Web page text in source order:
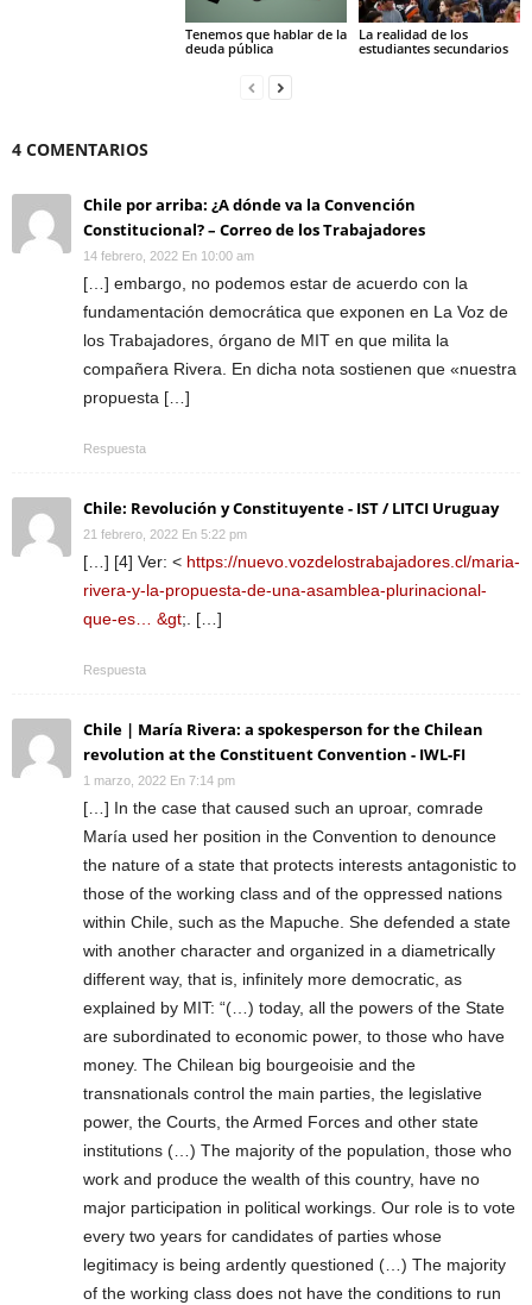
Tenemos que hablar de la
deuda pública
La realidad de los
estudiantes secundarios
4 COMENTARIOS
Chile por arriba: ¿A dónde va la Convención
Constitucional? – Correo de los Trabajadores
14 febrero, 2022 En 10:00 am
[…] embargo, no podemos estar de acuerdo con la
fundamentación democrática que exponen en La Voz de
los Trabajadores, órgano de MIT en que milita la
compañera Rivera. En dicha nota sostienen que «nuestra
propuesta […]
Respuesta
Chile: Revolución y Constituyente - IST / LITCI Uruguay
21 febrero, 2022 En 5:22 pm
[…] [4] Ver: < https://nuevo.vozdelostrabajadores.cl/maria-
rivera-y-la-propuesta-de-una-asamblea-plurinacional-
que-es… &gt;. […]
Respuesta
Chile | María Rivera: a spokesperson for the Chilean
revolution at the Constituent Convention - IWL-FI
1 marzo, 2022 En 7:14 pm
[…] In the case that caused such an uproar, comrade
María used her position in the Convention to denounce
the nature of a state that protects interests antagonistic to
those of the working class and of the oppressed nations
within Chile, such as the Mapuche. She defended a state
with another character and organized in a diametrically
different way, that is, infinitely more democratic, as
explained by MIT: “(…) today, all the powers of the State
are subordinated to economic power, to those who have
money. The Chilean big bourgeoisie and the
transnationals control the main parties, the legislative
power, the Courts, the Armed Forces and other state
institutions (…) The majority of the population, those who
work and produce the wealth of this country, have no
major participation in political workings. Our role is to vote
every two years for candidates of parties whose
legitimacy is being ardently questioned (…) The majority
of the working class does not have the conditions to run